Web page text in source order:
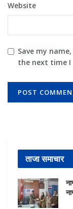
Website
Save my
the next time I
ताजा समाचार